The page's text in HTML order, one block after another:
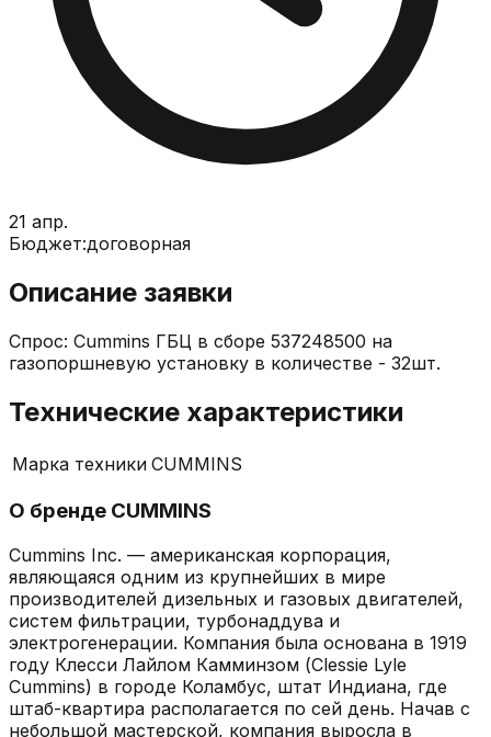
21 апр.
Бюджет:договорная
Описание заявки
Спрос: Cummins ГБЦ в сборе 537248500 на
газопоршневую установку в количестве - 32шт.
Технические характеристики
Марка техники CUMMINS
О бренде CUMMINS
Cummins Inc. — американская корпорация,
являющаяся одним из крупнейших в мире
производителей дизельных и газовых двигателей,
систем фильтрации, турбонаддува и
электрогенерации. Компания была основана в 1919
году Клесси Лайлом Камминзом (Clessie Lyle
Cummins) в городе Коламбус, штат Индиана, где
штаб-квартира располагается по сей день. Начав с
небольшой мастерской, компания выросла в